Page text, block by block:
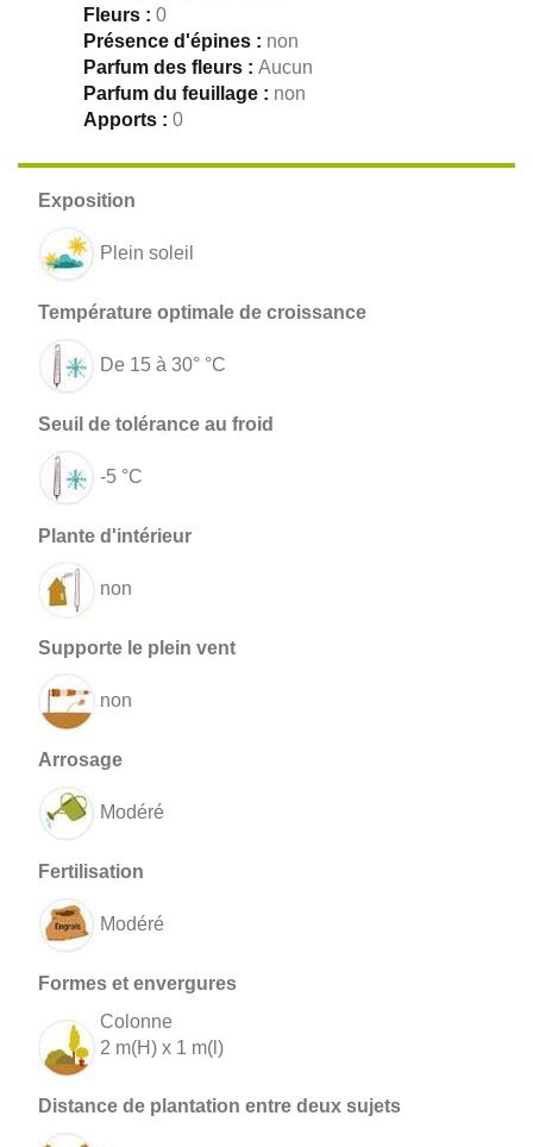
Fleurs : 0
Présence d'épines : non
Parfum des fleurs : Aucun
Parfum du feuillage : non
Apports : 0
Plein soleil
De 15 à 30° °C
-5 °C
non
non
Modéré
Modéré
Colonne
2 m(H) x 1 m(l)